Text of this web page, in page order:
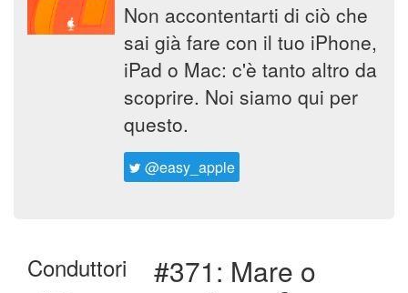
Non accontentarti di ciò che
sai già fare con il tuo iPhone,
iPad o Mac: c'è tanto altro da
scoprire. Noi siamo qui per
questo.
@easy_apple
Conduttori #371: Mare o